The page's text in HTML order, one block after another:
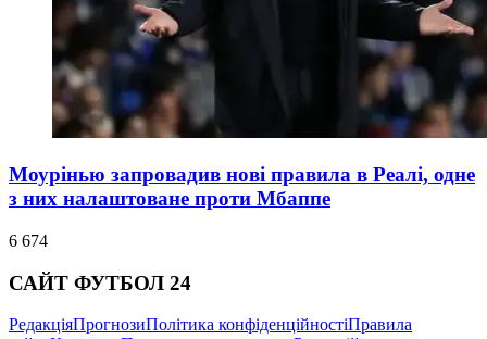
Моурінью запровадив нові правила в Реалі, одне
з них налаштоване проти Мбаппе
6 674
САЙТ ФУТБОЛ 24
РедакціяПрогнозиПолітика конфіденційностіПравила